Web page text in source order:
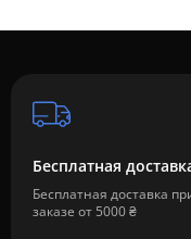
Бесплатная
Бесплатная доставка
заказе от 5000 ₴